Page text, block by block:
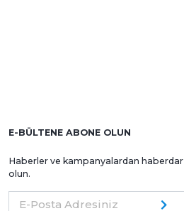
E-BÜLTENE ABONE OLUN
Haberler ve kampanyalardan haberdar
olun.
E-Posta Adresiniz